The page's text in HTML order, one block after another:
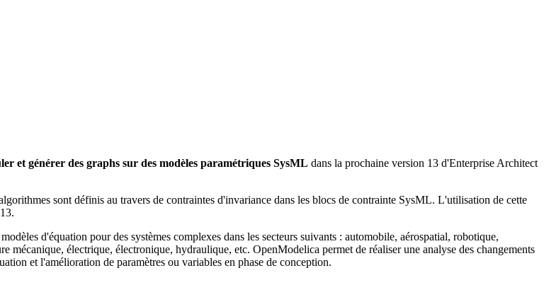
et générer des graphs sur des modèles paramétriques SysML dans la prochaine version 13 d'Enterprise Architect
sont définis au travers de contraintes d'invariance dans les blocs de contrainte SysML. L'utilisation de cette
d'équation pour des systèmes complexes dans les secteurs suivants : automobile, aérospatial, robotique,
mécanique, électrique, électronique, hydraulique, etc. OpenModelica permet de réaliser une analyse des changements
et l'amélioration de paramètres ou variables en phase de conception.